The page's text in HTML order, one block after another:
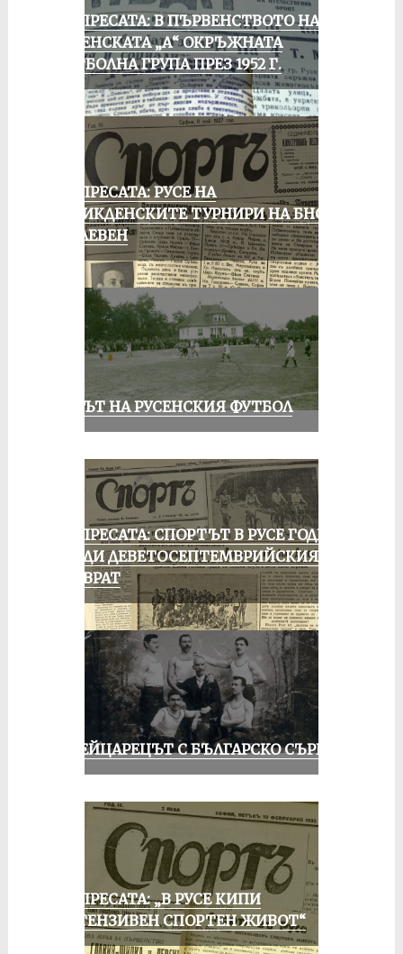
ОТ ПРЕСАТА: В ПЪРВЕНСТВОТО НА
РУСЕНСКАТА „А“ ОКРЪЖНАТА
ФУТБОЛНА ГРУПА ПРЕЗ 1952 Г.
ОТ ПРЕСАТА: РУСЕ НА
ВЕЛИКДЕНСКИТЕ ТУРНИРИ НА БНСФ
В ПЛЕВЕН
ВЕКЪТ НА РУСЕНСКИЯ ФУТБОЛ
ОТ ПРЕСАТА: СПОРТЪТ В РУСЕ ГОДИНА
ПРЕДИ ДЕВЕТОСЕПТЕМВРИЙСКИЯ
ПРЕВРАТ
ШВЕЙЦАРЕЦЪТ С БЪЛГАРСКО СЪРЦЕ
ОТ ПРЕСАТА: „В РУСЕ КИПИ
ИНТЕНЗИВЕН СПОРТЕН ЖИВОТ“